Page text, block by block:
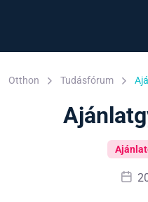
Otthon Tudásfórum